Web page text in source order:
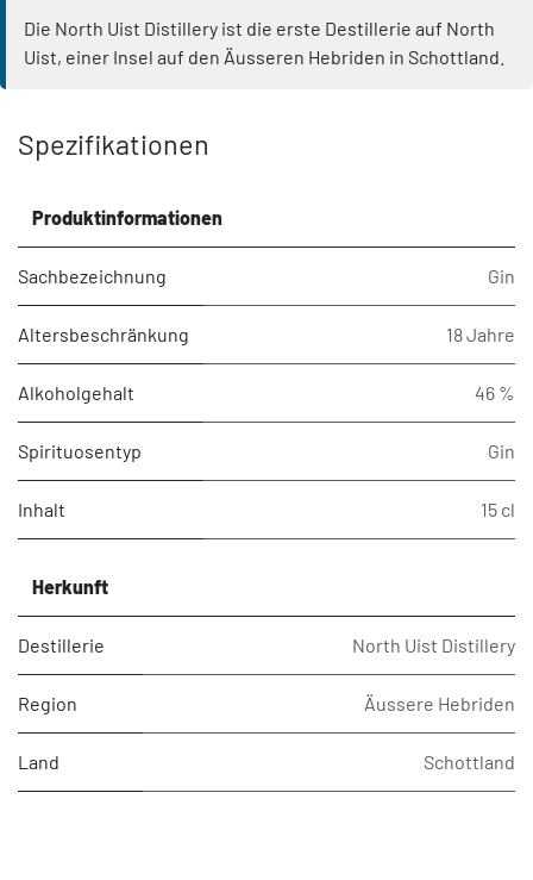
Die North Uist Distillery ist die erste Destillerie auf North
Uist, einer Insel auf den Äusseren Hebriden in Schottland.
Spezifikationen
Produktinformationen
Sachbezeichnung Gin
Altersbeschränkung 18 Jahre
Alkoholgehalt 46 %
Spirituosentyp Gin
Inhalt 15 cl
Herkunft
Destillerie North Uist Distillery
Region Äussere Hebriden
Land Schottland